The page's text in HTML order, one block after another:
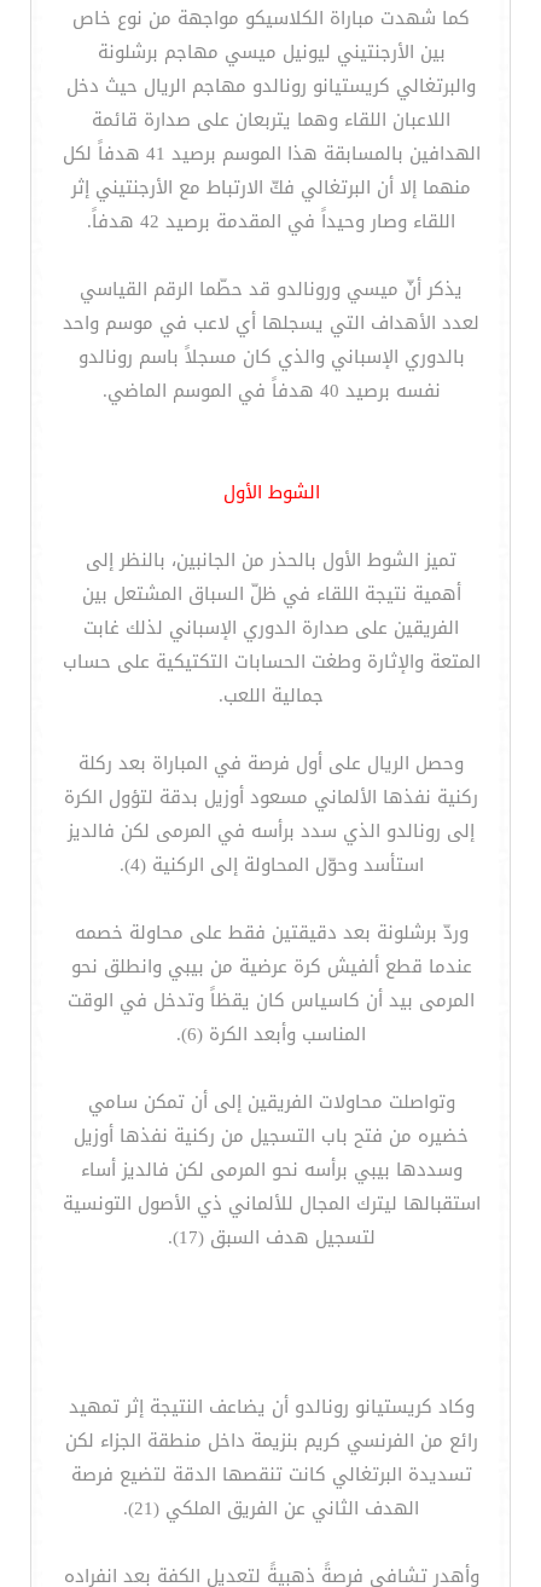
كما شهدت مباراة الكلاسيكو مواجهة من نوع خاص
بين الأرجنتيني ليونيل ميسي مهاجم برشلونة
والبرتغالي كريستيانو رونالدو مهاجم الريال حيث دخل
اللاعبان اللقاء وهما يتربعان على صدارة قائمة
الهدافين بالمسابقة هذا الموسم برصيد 41 هدفاً لكل
منهما إلا أن البرتغالي فكّ الارتباط مع الأرجنتيني إثر
اللقاء وصار وحيداً في المقدمة برصيد 42 هدفاً.
يذكر أنّ ميسي ورونالدو قد حطّما الرقم القياسي
لعدد الأهداف التي يسجلها أي لاعب في موسم واحد
بالدوري الإسباني والذي كان مسجلاً باسم رونالدو
نفسه برصيد 40 هدفاً في الموسم الماضي.
الشوط الأول
تميز الشوط الأول بالحذر من الجانبين، بالنظر إلى
أهمية نتيجة اللقاء في ظلّ السباق المشتعل بين
الفريقين على صدارة الدوري الإسباني لذلك غابت
المتعة والإثارة وطغت الحسابات التكتيكية على حساب
جمالية اللعب.
وحصل الريال على أول فرصة في المباراة بعد ركلة
ركنية نفذها الألماني مسعود أوزيل بدقة لتؤول الكرة
إلى رونالدو الذي سدد برأسه في المرمى لكن فالديز
استأسد وحوّل المحاولة إلى الركنية (4).
وردّ برشلونة بعد دقيقتين فقط على محاولة خصمه
عندما قطع ألفيش كرة عرضية من بيبي وانطلق نحو
المرمى بيد أن كاسياس كان يقظاً وتدخل في الوقت
المناسب وأبعد الكرة (6).
وتواصلت محاولات الفريقين إلى أن تمكن سامي
خضيره من فتح باب التسجيل من ركنية نفذها أوزيل
وسددها بيبي برأسه نحو المرمى لكن فالديز أساء
استقبالها ليترك المجال للألماني ذي الأصول التونسية
لتسجيل هدف السبق (17).
وكاد كريستيانو رونالدو أن يضاعف النتيجة إثر تمهيد
رائع من الفرنسي كريم بنزيمة داخل منطقة الجزاء لكن
تسديدة البرتغالي كانت تنقصها الدقة لتضيع فرصة
الهدف الثاني عن الفريق الملكي (21).
وأهدر تشافي فرصةً ذهبيةً لتعديل الكفة بعد انفراده